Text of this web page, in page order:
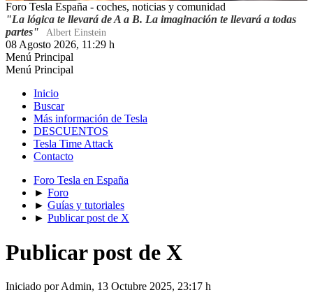
Foro Tesla España - coches, noticias y comunidad
"La lógica te llevará de A a B. La imaginación te llevará a todas
partes"
Albert Einstein
08 Agosto 2026, 11:29 h
Menú Principal
Menú Principal
Inicio
Buscar
Más información de Tesla
DESCUENTOS
Tesla Time Attack
Contacto
Foro Tesla en España
► Foro
► Guías y tutoriales
► Publicar post de X
Publicar post de X
Iniciado por Admin, 13 Octubre 2025, 23:17 h